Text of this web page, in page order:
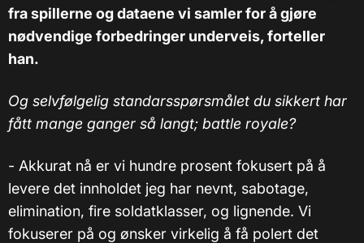
fra spillerne og dataene vi samler for å gjøre
nødvendige forbedringer underveis, forteller
han.
Og selvfølgelig standarsspørsmålet du sikkert har
fått mange ganger så langt; battle royale?
- Akkurat nå er vi hundre prosent fokusert på å
levere det innholdet jeg har nevnt, sabotage,
elimination, fire soldatklasser, og lignende. Vi
fokuserer på og ønsker virkelig å få polert det